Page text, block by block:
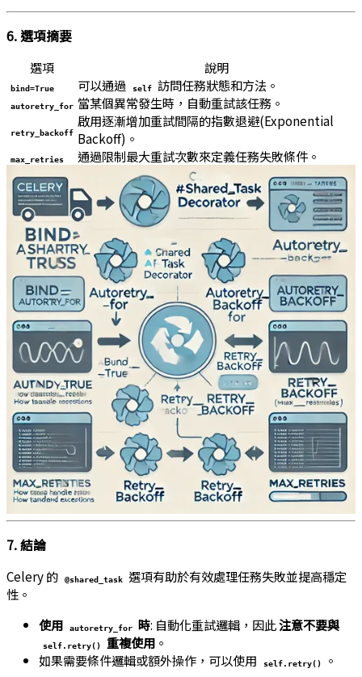
6. 選項摘要
選項 說明
bind=True 可以通過 self 訪問任務狀態和方法。
autoretry_for 當某個異常發生時，自動重試該任務。
retry_backoff
啟用逐漸增加重試間隔的指數退避(Exponential
Backoff)。
max_retries 通過限制最大重試次數來定義任務失敗條件。
7. 結論
Celery 的 @shared_task
選項有助於有效處理任務失敗並提高穩定
性。
使用
autoretry_for 時: 自動化重試邏輯，因此注意不要與
self.retry() 重複使用 。
如果需要條件邏輯或額外操作，可以使用
self.retry()
。